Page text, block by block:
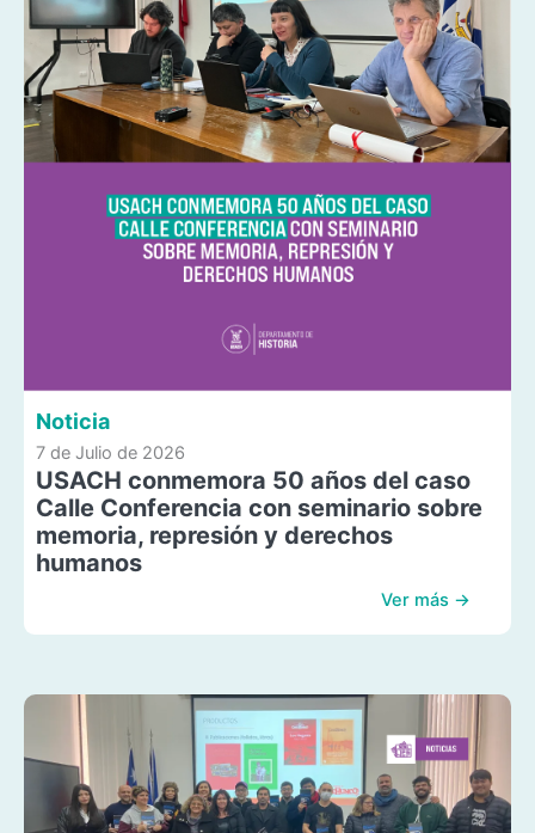
Noticia
7 de Julio de 2026
USACH conmemora 50 años del caso
Calle Conferencia con seminario sobre
memoria, represión y derechos
humanos
Ver más →